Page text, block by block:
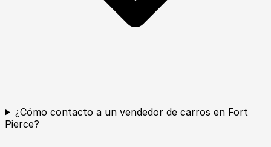
¿Cómo contacto a un vendedor de carros en Fort
Pierce?